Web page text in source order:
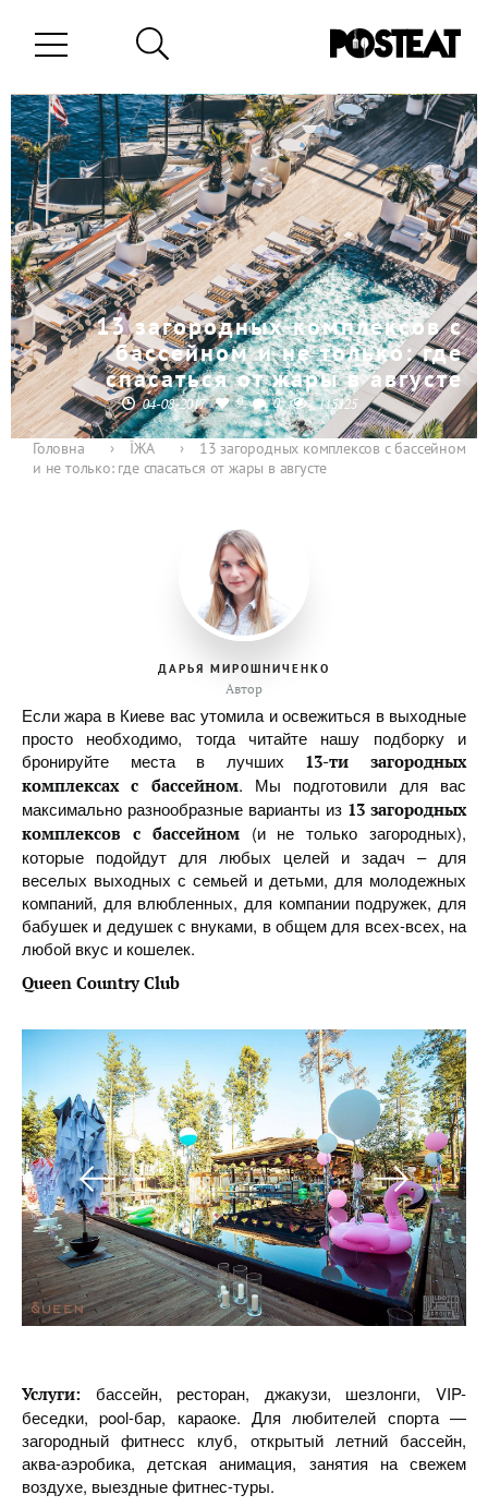
13 загородных комплексов с
бассейном и не только: где
спасаться от жары в августе
04-08-2017 9 0 115125
Головна › ЇЖА ›
13 загородных комплексов с бассейном
и не только: где спасаться от жары в августе
ДАРЬЯ МИРОШНИЧЕНКО
Автор
Если жара в Киеве вас утомила и освежиться в выходные
просто необходимо, тогда читайте нашу подборку и
бронируйте места в лучших 13-ти загородных
комплексах с бассейном. Мы подготовили для вас
максимально разнообразные варианты из 13 загородных
комплексов с бассейном (и не только загородных),
которые подойдут для любых целей и задач – для
веселых выходных с семьей и детьми, для молодежных
компаний, для влюбленных, для компании подружек, для
бабушек и дедушек с внуками, в общем для всех-всех, на
любой вкус и кошелек.
Queen Country Club
Услуги: бассейн, ресторан, джакузи, шезлонги, VIP-
беседки, pool-бар, караоке. Для любителей спорта —
загородный фитнесс клуб, открытый летний бассейн,
аква-аэробика, детская анимация, занятия на свежем
воздухе, выездные фитнес-туры.